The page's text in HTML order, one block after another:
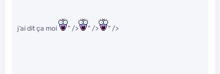
j’ai dit ça moi " /> " /> " />